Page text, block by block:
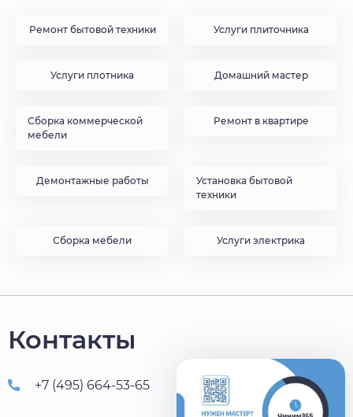
Ремонт бытовой техники Услуги плиточника
Услуги плотника Домашний мастер
Сборка коммерческой
мебели
Ремонт в квартире
Демонтажные работы
Установка бытовой
техники
Сборка мебели Услуги электрика
Контакты
+7 (495) 664-53-65